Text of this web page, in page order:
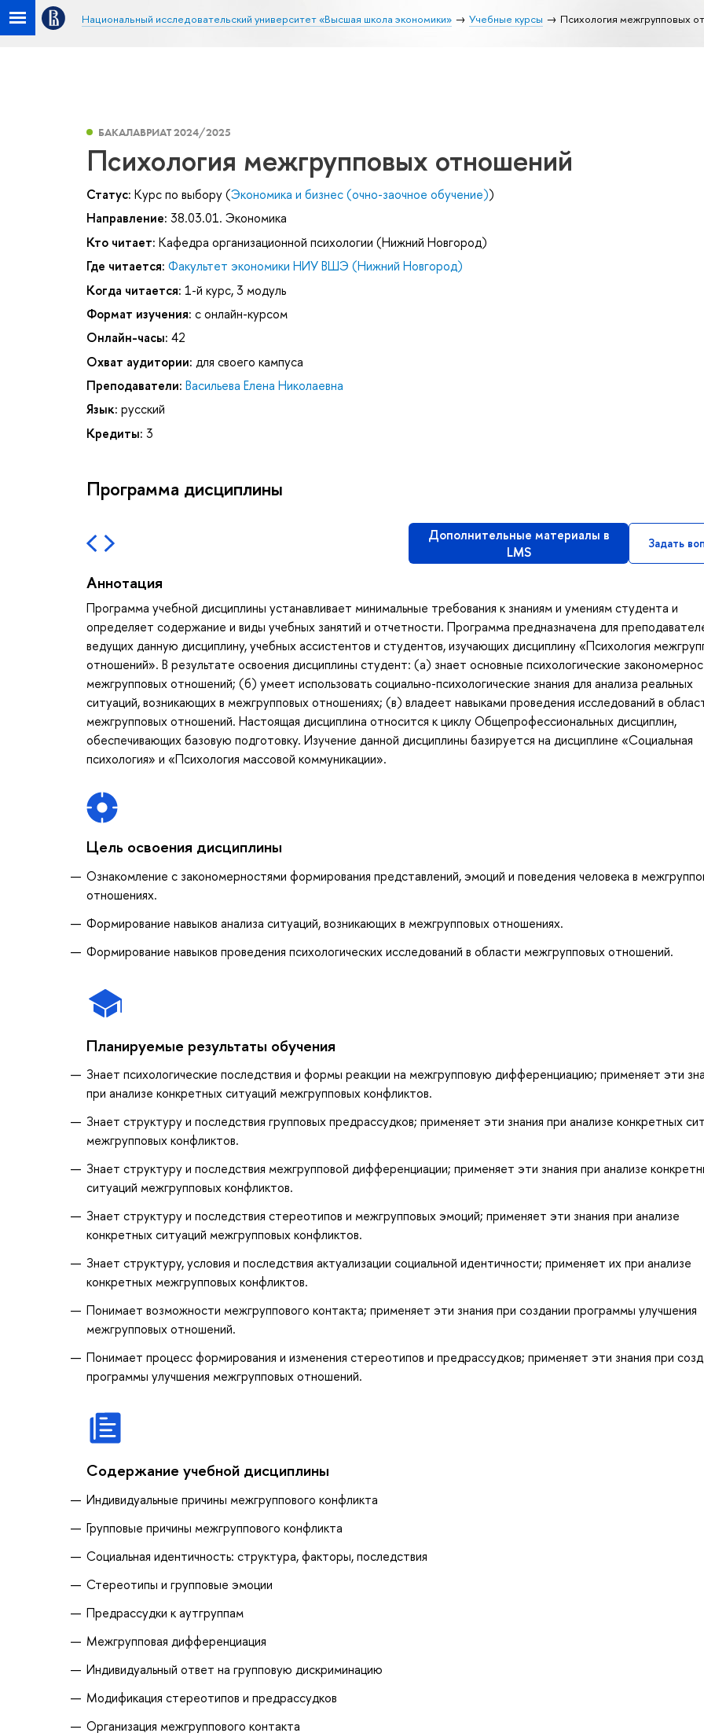
Национальный исследовательский университет «Высшая школа экономики» Учебные курсы Психология межгрупповых
БАКАЛАВРИАТ 2024/2025
Психология межгрупповых отношений
Статус: Курс по выбору (Экономика и бизнес (очно-заочное обучение))
Направление: 38.03.01. Экономика
Кто читает: Кафедра организационной психологии (Нижний Новгород)
Где читается: Факультет экономики НИУ ВШЭ (Нижний Новгород)
Когда читается: 1-й курс, 3 модуль
Формат изучения: с онлайн-курсом
Онлайн-часы: 42
Охват аудитории: для своего кампуса
Преподаватели: Васильева Елена Николаевна
Язык: русский
Кредиты: 3
Программа дисциплины
Дополнительные материалы в
LMS
Задать
Аннотация
Программа учебной дисциплины устанавливает минимальные требования к знаниям и умениям студента и
определяет содержание и виды учебных занятий и отчетности. Программа предназначена для
ведущих данную дисциплину, учебных ассистентов и студентов, изучающих дисциплину «Психология
отношений». В результате освоения дисциплины студент: (а) знает основные психологические
межгрупповых отношений; (б) умеет использовать социально-психологические знания для анализа реальных
ситуаций, возникающих в межгрупповых отношениях; (в) владеет навыками проведения исследований в
межгрупповых отношений. Настоящая дисциплина относится к циклу Общепрофессиональных дисциплин,
обеспечивающих базовую подготовку. Изучение данной дисциплины базируется на дисциплине «Социальная
психология» и «Психология массовой коммуникации».
Цель освоения дисциплины
Ознакомление с закономерностями формирования представлений, эмоций и поведения человека в
отношениях.
Формирование навыков анализа ситуаций, возникающих в межгрупповых отношениях.
Формирование навыков проведения психологических исследований в области межгрупповых отношений.
Планируемые результаты обучения
Знает психологические последствия и формы реакции на межгрупповую дифференциацию; применяет эти
при анализе конкретных ситуаций межгрупповых конфликтов.
Знает структуру и последствия групповых предрассудков; применяет эти знания при анализе конкретных
межгрупповых конфликтов.
Знает структуру и последствия межгрупповой дифференциации; применяет эти знания при анализе
ситуаций межгрупповых конфликтов.
Знает структуру и последствия стереотипов и межгрупповых эмоций; применяет эти знания при анализе
конкретных ситуаций межгрупповых конфликтов.
Знает структуру, условия и последствия актуализации социальной идентичности; применяет их при анализе
конкретных межгрупповых конфликтов.
Понимает возможности межгруппового контакта; применяет эти знания при создании программы улучшения
межгрупповых отношений.
Понимает процесс формирования и изменения стереотипов и предрассудков; применяет эти знания при
программы улучшения межгрупповых отношений.
Содержание учебной дисциплины
Индивидуальные причины межгруппового конфликта
Групповые причины межгруппового конфликта
Социальная идентичность: структура, факторы, последствия
Стереотипы и групповые эмоции
Предрассудки к аутгруппам
Межгрупповая дифференциация
Индивидуальный ответ на групповую дискриминацию
Модификация стереотипов и предрассудков
Организация межгруппового контакта